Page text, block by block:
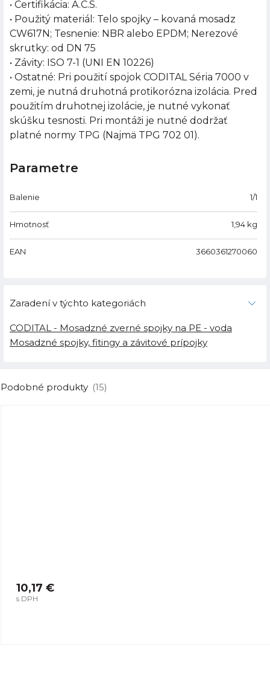
• Certifikácia: A.C.S.
• Použitý materiál: Telo spojky – kovaná mosadz
CW617N; Tesnenie: NBR alebo EPDM; Nerezové
skrutky: od DN 75
• Závity: ISO 7-1 (UNI EN 10226)
• Ostatné: Pri použití spojok CODITAL Séria 7000 v
zemi, je nutná druhotná protikorózna izolácia. Pred
použitím druhotnej izolácie, je nutné vykonať
skúšku tesnosti. Pri montáži je nutné dodržať
platné normy TPG (Najmä TPG 702 01).
Parametre
Balenie 1/1
Hmotnosť 1,94 kg
EAN 3660361270060
Zaradení v týchto kategoriách
CODITAL - Mosadzné zverné spojky na PE - voda
Mosadzné spojky, fitingy a závitové prípojky
Podobné produkty (15)
10,17 €
s DPH